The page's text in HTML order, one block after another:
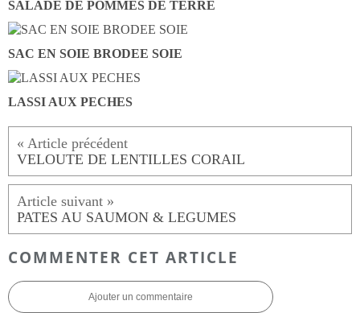
SALADE DE POMMES DE TERRE
SAC EN SOIE BRODEE SOIE
LASSI AUX PECHES
VELOUTE DE LENTILLES CORAIL
PATES AU SAUMON & LEGUMES
COMMENTER CET ARTICLE
Ajouter un commentaire